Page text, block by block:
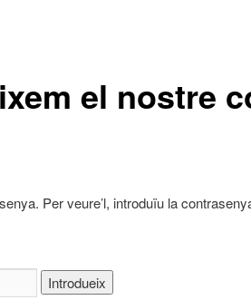
el nostre
Per veure’l, introduïu la